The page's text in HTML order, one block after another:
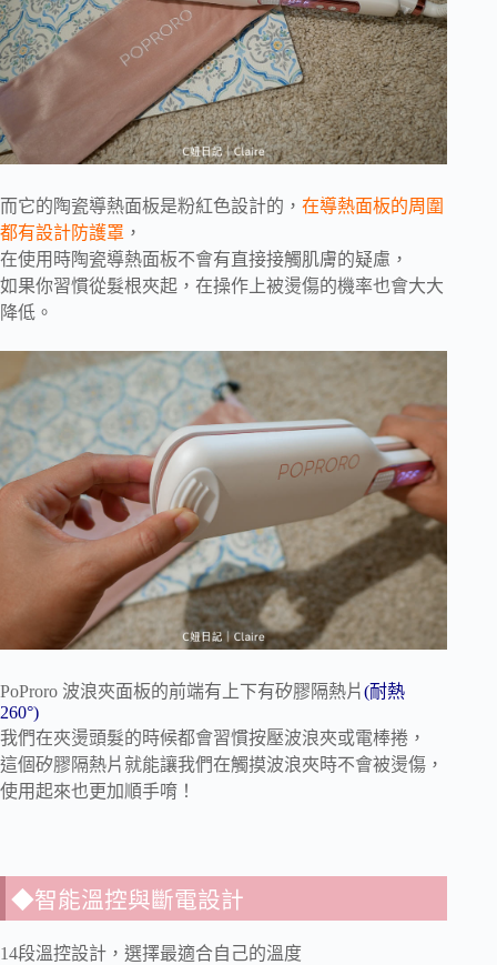
而它的陶瓷導熱面板是粉紅色設計的， 在導熱面板的周圍
都有設計防護罩 ，
在使用時陶瓷導熱面板不會有直接接觸肌膚的疑慮，
如果你習慣從髮根夾起，在操作上被燙傷的機率也會大大
降低。
PoProro 波浪夾面板的前端有上下有矽膠隔熱片(耐熱
260°)
我們在夾燙頭髮的時候都會習慣按壓波浪夾或電棒捲，
這個矽膠隔熱片就能讓我們在觸摸波浪夾時不會被燙傷，
使用起來也更加順手唷！
◆智能溫控與斷電設計
14段溫控設計，選擇最適合自己的溫度